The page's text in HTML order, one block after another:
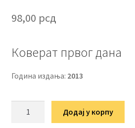
98,00 рсд
Коверат првог дана
Година издања: 2013
Додај у корпу